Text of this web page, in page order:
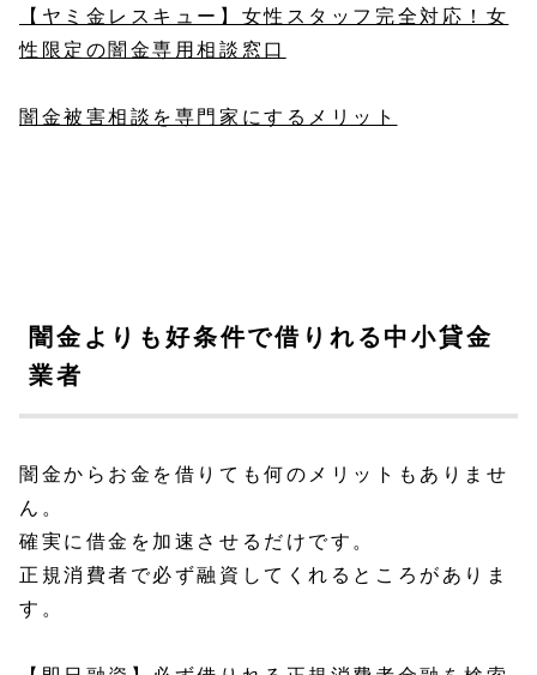
【ヤミ金レスキュー】女性スタッフ完全対応！女
性限定の闇金専用相談窓口
闇金被害相談を専門家にするメリット
闇金よりも好条件で借りれる中小貸金
業者
闇金からお金を借りても何のメリットもありませ
ん。
確実に借金を加速させるだけです。
正規消費者で必ず融資してくれるところがありま
す。